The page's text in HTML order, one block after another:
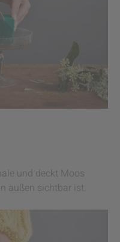
und deckt Moos
außen sichtbar ist.